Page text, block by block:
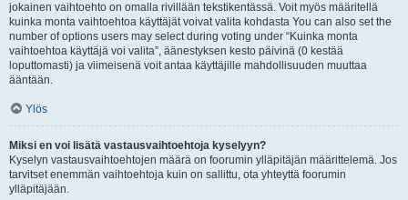
jokainen vaihtoehto on omalla rivillään tekstikentässä. Voit myös määritellä
kuinka monta vaihtoehtoa käyttäjät voivat valita kohdasta You can also set the
number of options users may select during voting under “Kuinka monta
vaihtoehtoa käyttäjä voi valita”, äänestyksen kesto päivinä (0 kestää
loputtomasti) ja viimeisenä voit antaa käyttäjille mahdollisuuden muuttaa
ääntään.
Ylös
Miksi en voi lisätä vastausvaihtoehtoja kyselyyn?
Kyselyn vastausvaihtoehtojen määrä on foorumin ylläpitäjän määrittelemä. Jos
tarvitset enemmän vaihtoehtoja kuin on sallittu, ota yhteyttä foorumin
ylläpitäjään.